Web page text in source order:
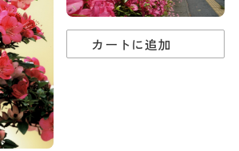
カートに追加